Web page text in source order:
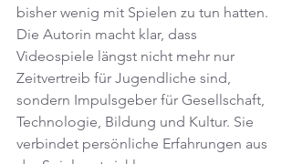
bisher wenig mit Spielen zu tun hatten.
Die Autorin macht klar, dass
Videospiele längst nicht mehr nur
Zeitvertreib für Jugendliche sind,
sondern Impulsgeber für Gesellschaft,
Technologie, Bildung und Kultur. Sie
verbindet persönliche Erfahrungen aus